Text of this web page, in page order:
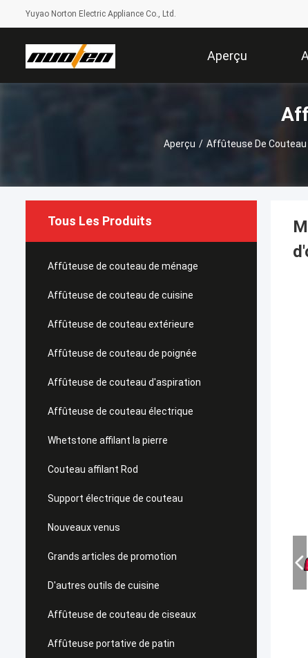
Yuyao Norton Electric Appliance Co., Ltd.
Aperçu
Aperçu / Affûteuse De
Tous Les Produits
Affûteuse de couteau de ménage
Affûteuse de couteau de cuisine
Affûteuse de couteau extérieure
Affûteuse de couteau de poignée
Affûteuse de couteau d'aspiration
Affûteuse de couteau électrique
Whetstone affilant la pierre
Couteau affilant Rod
Support électrique de couteau
Nouveaux venus
Grands articles de promotion
D'autres outils de cuisine
Affûteuse de couteau de ciseaux
Affûteuse portative de patin